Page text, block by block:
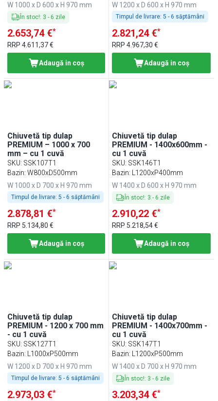
W 1000 x D 600 x H 970 mm
În stoc!: 3 - 6 zile
2.653,74 €*
RRP 4.611,37 €
Adaugă in coş
W 1200 x D 600 x H 970 mm
Timpul de livrare: 5 - 6 săptămâni
2.821,24 €*
RRP4.967,30 €
Adaugă in coş
Chiuvetă tip dulap
PREMIUM – 1000 x 700
mm – cu 1 cuvă
SKU: SSK107T1
Bazin: W800xD500mm
W 1000 x D 700 x H 970 mm
Timpul de livrare: 5 - 6 săptămâni
2.878,81 €*
RRP 5.134,80 €
Adaugă in coş
Chiuvetă tip dulap
PREMIUM - 1400x600mm -
cu 1 cuvă
SKU: SSK146T1
Bazin: L1200xP400mm
W 1400 x D 600 x H 970 mm
În stoc!: 3 - 6 zile
2.910,22 €*
RRP 5.218,54 €
Adaugă in coş
Chiuvetă tip dulap
PREMIUM - 1200 x 700 mm
- cu 1 cuvă
SKU: SSK127T1
Bazin: L1000xP500mm
W 1200 x D 700 x H 970 mm
Timpul de livrare: 5 - 6 săptămâni
2.973,03 €*
Chiuvetă tip dulap
PREMIUM - 1400x700mm -
cu 1 cuvă
SKU: SSK147T1
Bazin: L1200xP500mm
W 1400 x D 700 x H 970 mm
În stoc!: 3 - 6 zile
3.203,34 €*